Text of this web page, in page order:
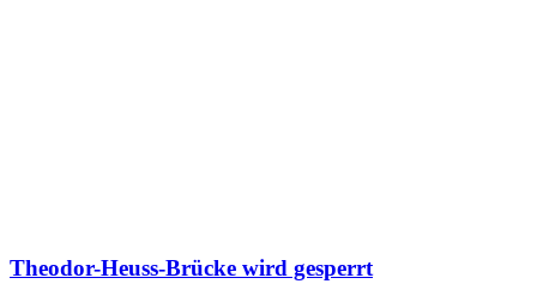
Theodor-Heuss-Brücke wird gesperrt